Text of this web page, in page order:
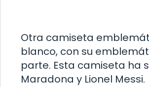
Otra camiseta
blanco, con su
parte. Esta camiseta ha
Maradona y Lionel Messi.